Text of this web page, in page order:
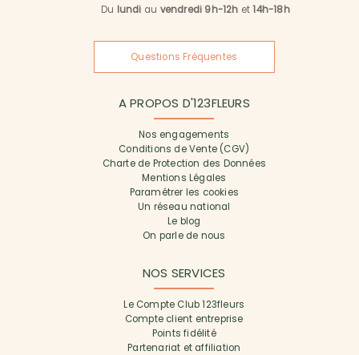
Du lundi au vendredi 9h-12h et14h-18h
Questions Fréquentes
A PROPOS D'123FLEURS
Nos engagements
Conditions de Vente (CGV)
Charte de Protection des Données
Mentions Légales
Paramétrer les cookies
Un réseau national
Le blog
On parle de nous
NOS SERVICES
Le Compte Club 123fleurs
Compte client entreprise
Points fidélité
Partenariat et affiliation